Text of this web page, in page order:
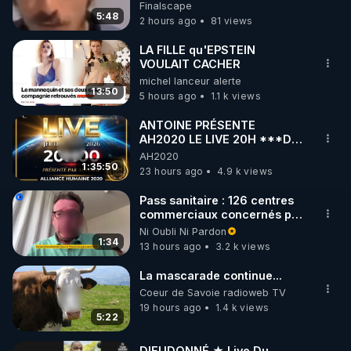
https://www.instagram.com/rdlr_thierrycasasnovas/
http://rgnr.li/instagram
🌱 LA NEWSLETTER
Pour ne pas rater l’actualité RGNR (stages,
http://rgnr.li/news
🌱 VIDÉOS NON CENSURÉES SUR ODYSEE
Toutes les vidéos Youtube sont aussi sur la
http://rgnr.li/odysee
🌱 LES STAGES EN PRÉSENTIEL
http://rgnr.li/stages
5:48
de CNews !
Finalscape
2 hours ago
81 views
13:50
LA FILLE qu'EPSTEIN
VOULAIT CACHER
michel lanceur alerte
5 hours ago
1.1 k views
1:35:50
ANTOINE PRÉSENTE
AH2020 LE LIVE 20H ***DU
06/08/2026***
AH2020
23 hours ago
4.9 k views
1:34
Pass sanitaire : 126 centres
commerciaux concernés par
l'obligation dans toute la
France
Ni Oubli Ni Pardon
13 hours ago
3.2 k views
5:22
La mascarade continue...
Coeur de Savoie radioweb TV
19 hours ago
1.4 k views